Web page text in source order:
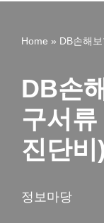
Home » DB손해
DB손
구서
진단비)
정보마당